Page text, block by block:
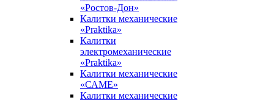
«Ростов-Дон»
Калитки механические
«Praktika»
Калитки
электромеханические
«Praktika»
Калитки механические
«САМЕ»
Калитки механические